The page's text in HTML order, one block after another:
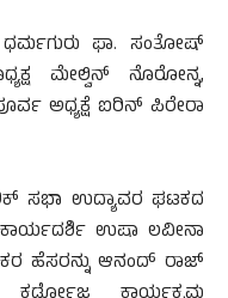
ಫಾ. ಸಂತೋಷ್
ಮೇಲ್ವಿನ್ ನೊರೋನ್ನ,
ಅಧ್ಯಕ್ಷೆ ಐರಿನ್ ಪಿರೇರಾ
ಸಭಾ ಉದ್ಯಾವರ ಘಟಕದ
ಕಾರ್ಯದರ್ಶಿ ಉಷಾ ಲವೀನಾ
ಹೆಸರನ್ನು ಆನಂದ್ ರಾಜ್